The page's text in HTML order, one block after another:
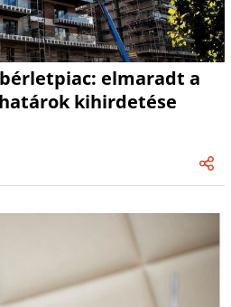
elmaradt a
kihirdetése